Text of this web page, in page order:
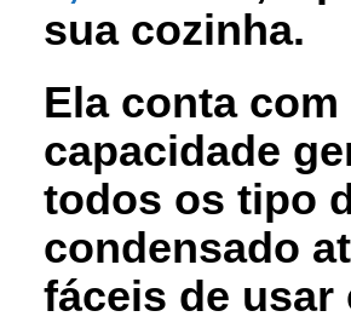
sua cozinha.
Ela conta
capacidade
todos os tipo
condensado
fáceis de usar